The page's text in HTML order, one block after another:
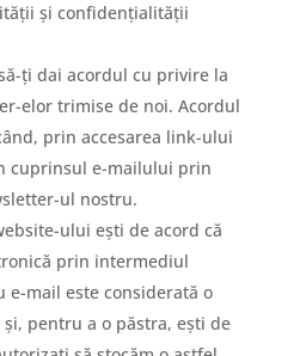
și confidențialității
ți dai acordul cu privire la
elor trimise de noi. Acordul
prin accesarea link-ului
cuprinsul e-mailului prin
ul nostru.
ului ești de acord că
prin intermediul
e-mail este considerată o
pentru a o păstra, ești de